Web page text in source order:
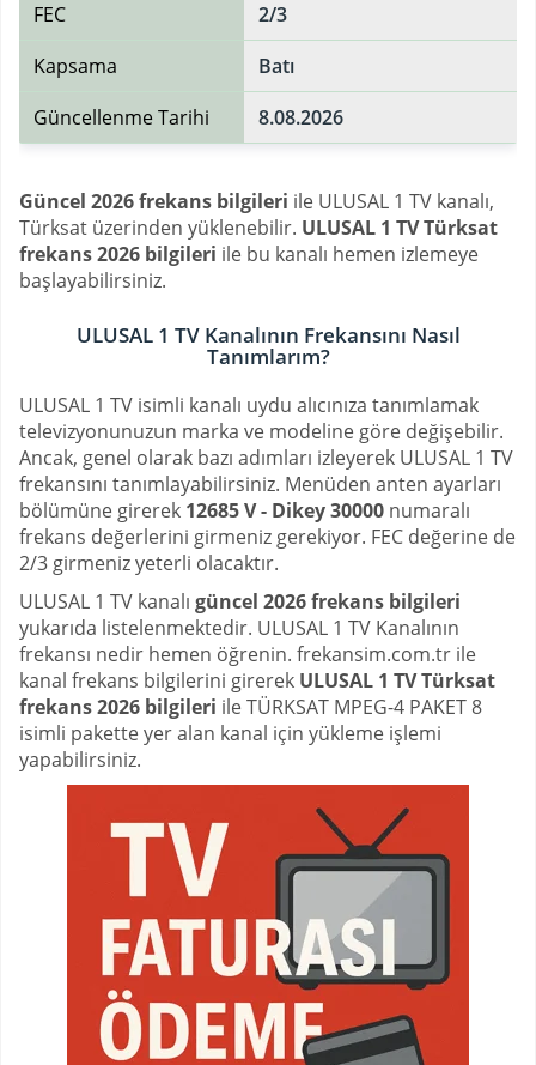
FEC
2/3
Kapsama
Batı
Güncellenme Tarihi
8.08.2026
Güncel 2026 frekans bilgileri ile ULUSAL 1 TV kanalı,
Türksat üzerinden yüklenebilir. ULUSAL 1 TV Türksat
frekans 2026 bilgileri ile bu kanalı hemen izlemeye
başlayabilirsiniz.
ULUSAL 1 TV Kanalının Frekansını Nasıl
Tanımlarım?
ULUSAL 1 TV isimli kanalı uydu alıcınıza tanımlamak
televizyonunuzun marka ve modeline göre değişebilir.
Ancak, genel olarak bazı adımları izleyerek ULUSAL 1 TV
frekansını tanımlayabilirsiniz. Menüden anten ayarları
bölümüne girerek 12685 V - Dikey 30000 numaralı
frekans değerlerini girmeniz gerekiyor. FEC değerine de
2/3 girmeniz yeterli olacaktır.
ULUSAL 1 TV kanalı güncel 2026 frekans bilgileri
yukarıda listelenmektedir. ULUSAL 1 TV Kanalının
frekansı nedir hemen öğrenin. frekansim.com.tr ile
kanal frekans bilgilerini girerek ULUSAL 1 TV Türksat
frekans 2026 bilgileri ile TÜRKSAT MPEG-4 PAKET 8
isimli pakette yer alan kanal için yükleme işlemi
yapabilirsiniz.